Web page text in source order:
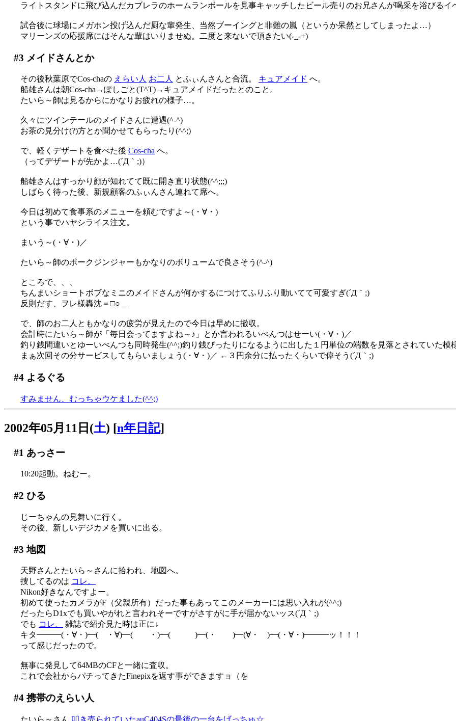
ライトスタンドに飛び込んだカブレラのホームランボールを見事キャッチしたビール売りのお兄さんが喝采を浴びるイ
試合後に球場にメガホン投げ込んだ厨な輩発生、当然ブーイングと非難の嵐（というか呆然としてしまったよ…）
マリーンズの応援席にはそんな輩はいりませぬ。二度と来ないで頂きたい(-_-+)
#3 メイドさんとか
その後秋葉原でCos-chaの えらい人 お二人 とふぃんさんと合流。 キュアメイド へ。
船雄さんは朝Cos-cha→ぽしごと(T^T)→キュアメイドだったとのこと。
たいら～師は見るからにかなりお疲れの様子…。
久々にツインテールのメイドさんに遭遇(^-^)
お茶の見分け(?)方とか聞かせてもらったり(^^;)
で、軽くデザートを食べた後 Cos-cha へ。
（ってデザートが先かよ…(´Д｀;)）
船雄さんはすっかり顔が知れてて既に開き直り状態(^^;;;)
しばらく待った後、新規顧客のふぃんさん連れて席へ。
今日は初めて食事系のメニューを頼むですよ～(・∀・)
という事でハヤシライス注文。
まいう～(・∀・)／
たいら～師のポークジンジャーもかなりのボリュームで良さそう(^-^)
ところで、、、
ちんまいショートボブなミニのメイドさんが何かするにつけてふりふり動いてて可愛すぎ(´Д｀;)
反則だす、ヲレ様轟沈＝□○＿
で、師のお二人ともかなりの疲労が見えたので今日は早めに撤収。
会計時にたいら～師が「毎日会ってますよね～♪」とか言われるいべんつはせーい(・∀・)／
釣り銭間違いとゆーいべんつも同時発生(^^;)釣り銭ぴったりになるように出した１円単位の端数を見落とされていた模
まぁ次回その分サービスしてもらいましょう(・∀・)／ ←３円余分に払ったくらいで偉そう(´Д｀;)
#4よるぐる
すみません、むっちゃウケました(^^;)
2002年05月11日(土) [n年日記]
#1 あっさー
10:20起動。ねむー。
#2 ひる
じーちゃんの見舞いに行く。
その後、新しいデジカメを買いに出る。
#3 地図
天野さんとたいら～さんに拾われ、地図へ。
捜してるのは コレ。
Nikon好きなんですよー。
初めて使ったカメラがF（父親所有）だった事もあってこのメーカーには思い入れが(^^;)
だったらD1xでも買いやがれと言われそーですがさすがに手が届かないッス(´Д｀;)
でも コレ、
雑誌で紹介見た時は正に↓
キタ━━━(・∀・)━( ・∀)━( ・)━( )━(・ )━(∀・ )━(・∀・)━━━ッ！！！
って感じだったので。
無事に発見して64MBのCFと一緒に査収。
これで会社からパチってきたFinepixを返す事ができますョ（を
#4携帯のえらい人
たいら～さん 叩き売られていたauC404Sの最後の一台をげっちゅ☆